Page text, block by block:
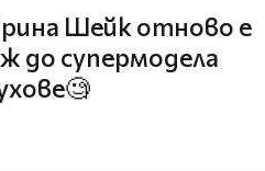
Шейк отново е
до супермодела